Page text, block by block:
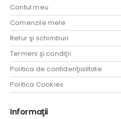
Contul meu
Comenzile mele
Retur şi schimburi
Termeni şi condiţii
Politica de confidenţialitate
Politica Cookies
Informaţii